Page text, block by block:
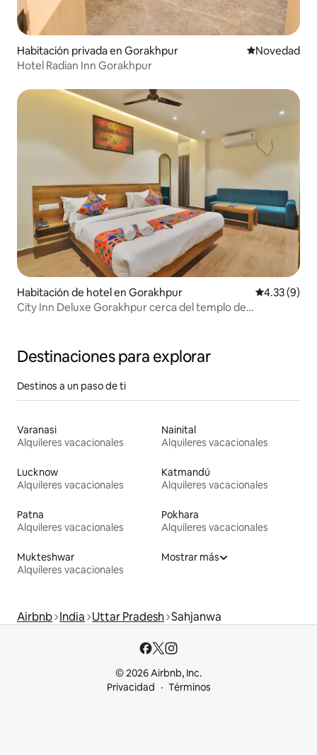
Habitación privada en Gorakhpur Lugar para
Novedad
Hotel Radian Inn Gorakhpur
Habitación de hotel en Gorakhpur Calificación
4.33 (9)
City Inn Deluxe Gorakhpur cerca del templo de
Destinaciones para explorar
Destinos a un paso de ti
Varanasi
Alquileres vacacionales
Nainital
Alquileres vacacionales
Lucknow
Alquileres vacacionales
Katmandú
Alquileres vacacionales
Patna
Alquileres vacacionales
Pokhara
Alquileres vacacionales
Mukteshwar
Alquileres vacacionales
Mostrar más
Airbnb India Uttar Pradesh Sahjanwa
© 2026 Airbnb, Inc.
Privacidad
Términos